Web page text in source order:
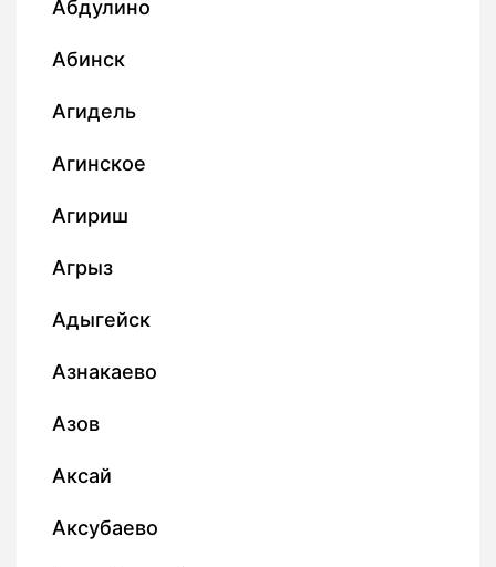
Абдулино
Абинск
Агидель
Агинское
Агириш
Агрыз
Адыгейск
Азнакаево
Азов
Аксай
Аксубаево